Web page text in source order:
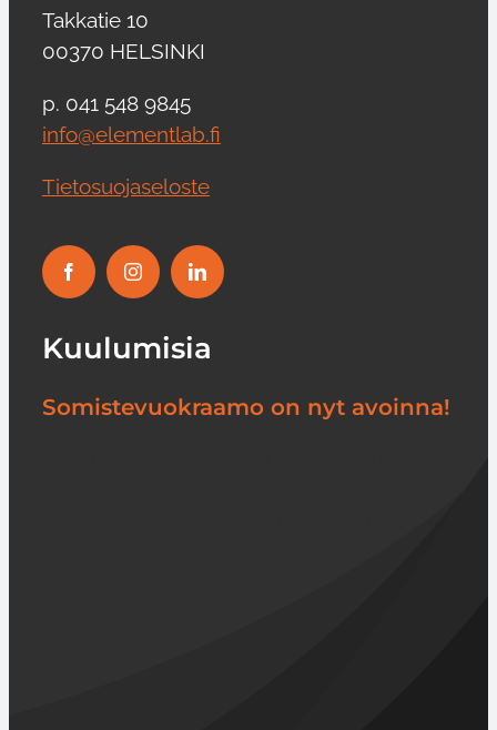
Takkatie 10
00370 HELSINKI
p. 041 548 9845
info@elementlab.fi
Tietosuojaseloste
Kuulumisia
Somistevuokraamo on nyt avoinna!